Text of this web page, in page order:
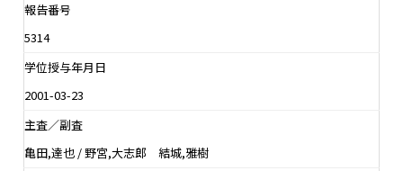
報告番号
5314
学位授与年月日
2001-03-23
主査／副査
亀田,達也 / 野宮,大志郎 結城,雅樹